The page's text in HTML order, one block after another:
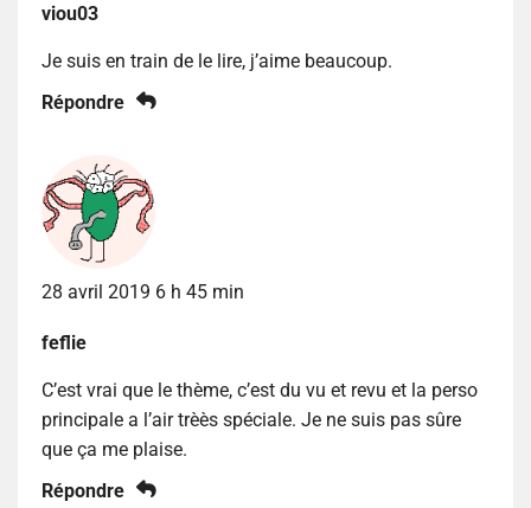
viou03
Je suis en train de le lire, j’aime beaucoup.
Répondre
28 avril 2019 6 h 45 min
feflie
C’est vrai que le thème, c’est du vu et revu et la perso
principale a l’air trèès spéciale. Je ne suis pas sûre
que ça me plaise.
Répondre